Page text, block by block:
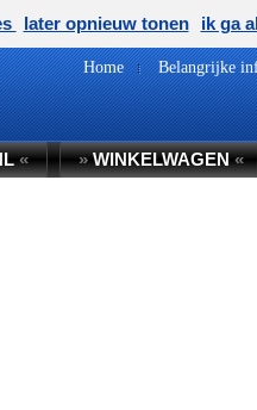
Home Belangrijke
« »WINKELWAGEN«
later opnieuw tonen ik ga